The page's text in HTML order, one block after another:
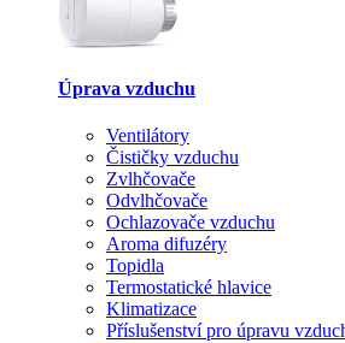
Úprava vzduchu
Ventilátory
Čističky vzduchu
Zvlhčovače
Odvlhčovače
Ochlazovače vzduchu
Aroma difuzéry
Topidla
Termostatické hlavice
Klimatizace
Příslušenství pro úpravu